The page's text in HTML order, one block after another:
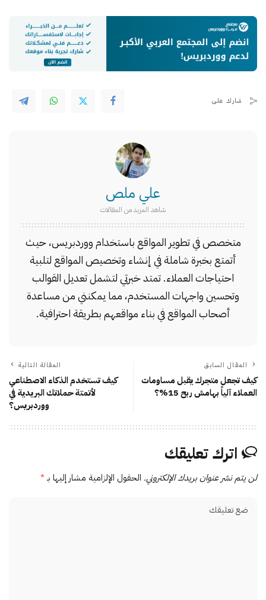
شارك على
علي ملص
شاهد المزيد من المقالات
متخصص في تطوير المواقع باستخدام ووردبريس، حيث
أتمتع بخبرة شاملة في إنشاء وتخصيص المواقع لتلبية
احتياجات العملاء. تمتد خبرتي لتشمل تعديل القوالب
وتحسين واجهات المستخدم، مما يمكنني من مساعدة
أصحاب المواقع في بناء مواقعهم بطريقة احترافية.
المقال السابق
كيف تجعل متجرك يقبل مساومات
العملاء آلياً بهامش ربح 15%؟
المقالة التالية
كيف تستخدم الذكاء الاصطناعي
لأتمتة حملاتك البريدية في
ووردبريس؟
اترك تعليقك
لن يتم نشر عنوان بريدك الإلكتروني. الحقول الإلزامية مشار إليها بـ*